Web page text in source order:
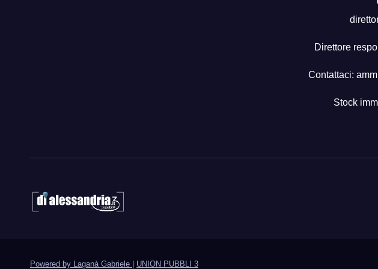
Direttore
Contattaci:
Stock
Powered by Laganà Gabriele UNION PUBBLI 3